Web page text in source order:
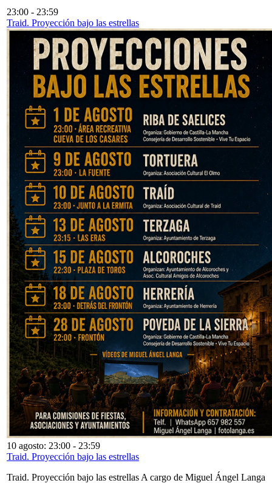
23:00 - 23:59
Traid. Proyección bajo las estrellas
10 agosto: 23:00 - 23:59
Traid. Proyección bajo las estrellas
Traid. Proyección bajo las estrellas A cargo de Miguel Ángel Langa